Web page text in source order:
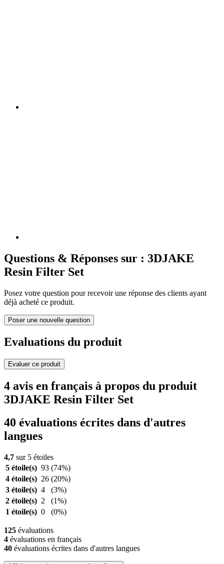
Questions & Réponses sur : 3DJAKE
Resin Filter Set
Posez votre question pour recevoir une réponse des clients ayant
déjà acheté ce produit.
Poser une nouvelle question
Evaluations du produit
Evaluer ce produit
4 avis en français à propos du produit
3DJAKE Resin Filter Set
40 évaluations écrites dans d'autres
langues
4,7 sur 5 étoiles
5 étoile(s) 93 (74%)
4 étoile(s) 26 (20%)
3 étoile(s) 4
(3%)
2 étoile(s) 2
(1%)
1 étoile(s) 0 (0%)
125 évaluations
4 évaluations en français
40 évaluations écrites dans d'autres langues